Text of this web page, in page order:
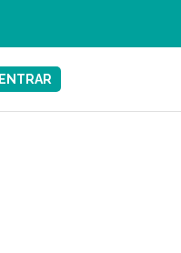
ENTRAR